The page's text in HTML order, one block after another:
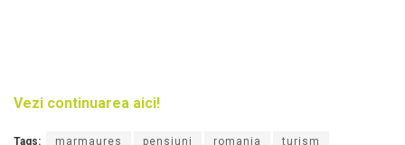
Vezi continuarea aici!
Tags: marmaures pensiuni romania turism